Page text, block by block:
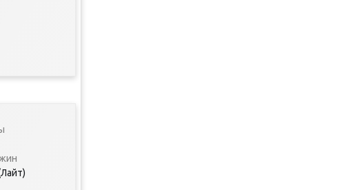
(Лайт)